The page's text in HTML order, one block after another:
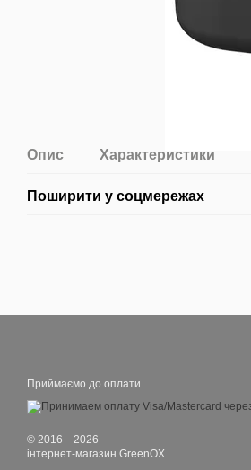
Опис Характеристики
Поширити у соцмережах
Приймаємо до оплати
© 2016—2026
інтернет-магазин GreenOX